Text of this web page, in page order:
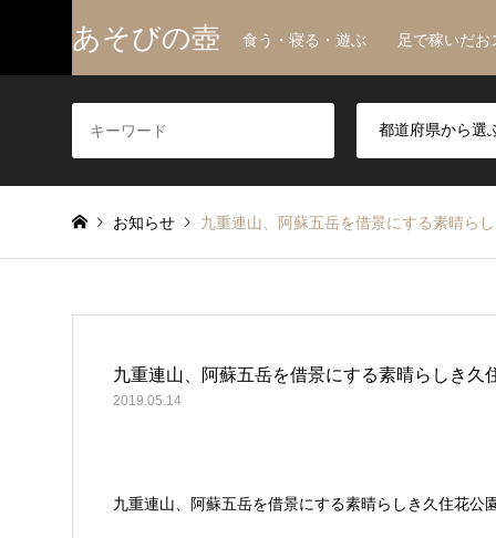
あそびの壺 食う・寝る・遊ぶ 足で稼いだお
お知らせ 九重連山、阿蘇五岳を借景にする素晴ら
九重連山、阿蘇五岳を借景にする素晴らしき
2019.05.14
九重連山、阿蘇五岳を借景にする素晴らしき久住花公